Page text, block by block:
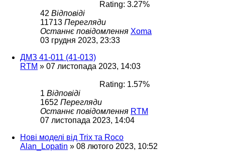
Rating: 3.27%
42 Відповіді
11713 Перегляди
Останнє повідомлення Xoma
03 грудня 2023, 23:33
ДМЗ 41-011 (41-013)
RTM » 07 листопада 2023, 14:03
Rating: 1.57%
1 Відповіді
1652 Перегляди
Останнє повідомлення RTM
07 листопада 2023, 14:04
Нові моделі від Trix та Roco
Alan_Lopatin » 08 лютого 2023, 10:52